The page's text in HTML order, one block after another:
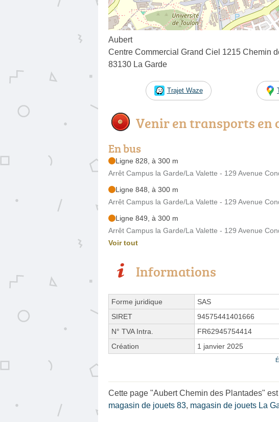
Aubert
Centre Commercial Grand Ciel 1215 Chemin
83130 La Garde
Trajet Waze
Venir en transports en
En bus
Ligne 828, à 300 m
Arrêt Campus la Garde/La Valette - 129 Avenue
Ligne 848, à 300 m
Arrêt Campus la Garde/La Valette - 129 Avenue
Ligne 849, à 300 m
Arrêt Campus la Garde/La Valette - 129 Avenue
Voir tout
Informations
Forme juridique
SAS
SIRET
94575441401666
N° TVA Intra.
FR62945754414
Création
1 janvier 2025
Cette page "Aubert Chemin des Plantades"
magasin de jouets 83, magasin de jouets La